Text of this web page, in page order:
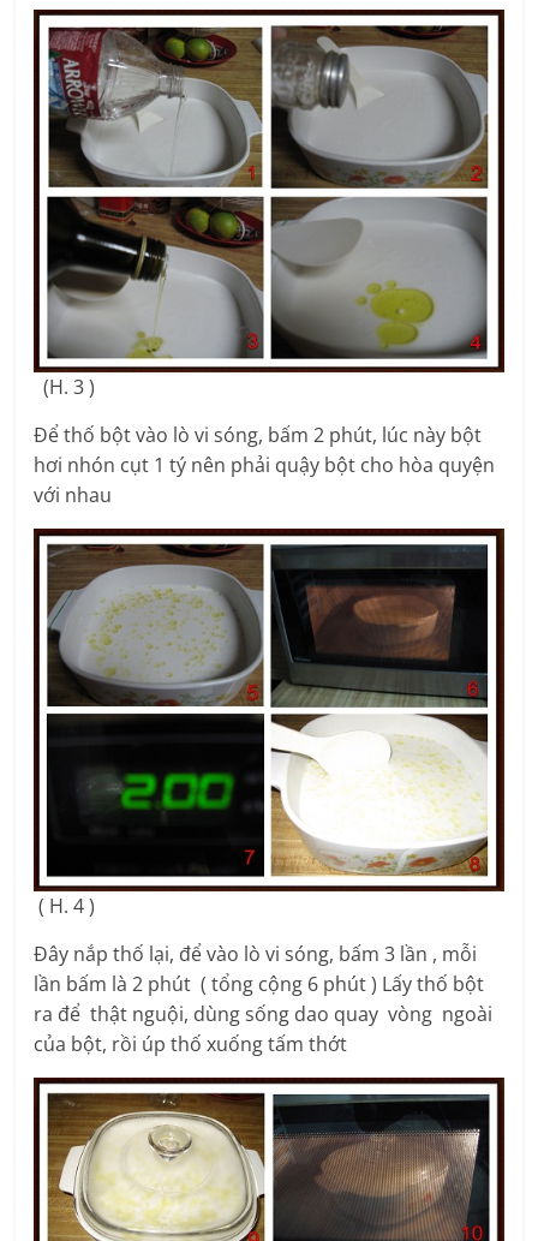
(H. 3 )
Để thố bột vào lò vi sóng, bấm 2 phút, lúc này bột
hơi nhón cụt 1 tý nên phải quậy bột cho hòa quyện
với nhau
( H. 4 )
Đây nắp thố lại, để vào lò vi sóng, bấm 3 lần , mỗi
lần bấm là 2 phút ( tổng cộng 6 phút ) Lấy thố bột
ra để thật nguội, dùng sống dao quay vòng ngoài
của bột, rồi úp thố xuống tấm thớt